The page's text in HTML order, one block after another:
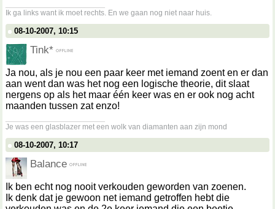
Ik ga links want ik moet rechts. En we gaan nog niet naar huis.
08-10-2007, 10:15
Tink*
Ja nou, als je nou een paar keer met iemand zoent en er dan
aan went dan was het nog een logische theorie, dit slaat
nergens op als het maar één keer was en er ook nog acht
maanden tussen zat enzo!
Je was een glasblazer met een wolk van diamanten aan zijn mond
08-10-2007, 10:17
Balance
Ik ben echt nog nooit verkouden geworden van zoenen.
Ik denk dat je gewoon net iemand getroffen hebt die